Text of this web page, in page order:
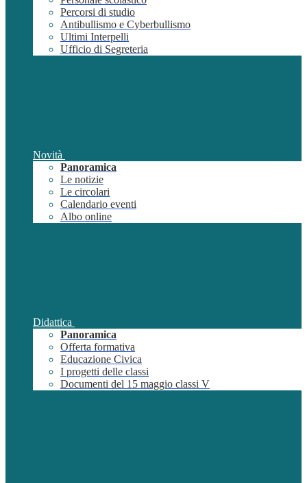
Percorsi di studio
Antibullismo e Cyberbullismo
Ultimi Interpelli
Ufficio di Segreteria
Novità
Panoramica
Le notizie
Le circolari
Calendario eventi
Albo online
Didattica
Panoramica
Offerta formativa
Educazione Civica
I progetti delle classi
Documenti del 15 maggio classi V